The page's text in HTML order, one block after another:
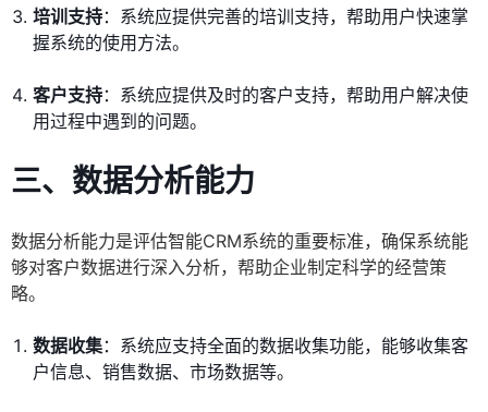
培训支持：系统应提供完善的培训支持，帮助用户快速掌
握系统的使用方法。
客户支持：系统应提供及时的客户支持，帮助用户解决使
用过程中遇到的问题。
三、数据分析能力
数据分析能力是评估智能CRM系统的重要标准，确保系统能
够对客户数据进行深入分析，帮助企业制定科学的经营策
略。
数据收集：系统应支持全面的数据收集功能，能够收集客
户信息、销售数据、市场数据等。